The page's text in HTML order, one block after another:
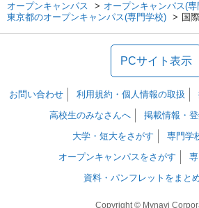
オープンキャンパス
オープンキャンパス(
東京都のオープンキャンパス(専門学校)
国
PCサイト表示
お問い合わせ 利用規約・個人情報の取扱
高校生のみなさんへ
掲載情報・
大学・短大をさがす
専門学
オープンキャンパスをさがす
資料・パンフレットをまと
Copyright © Mynavi